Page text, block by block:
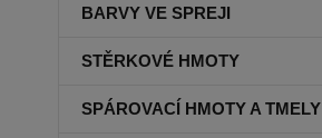
BARVY VE SPREJI
STĚRKOVÉ HMOTY
SPÁROVACÍ HMOTY A TMELY